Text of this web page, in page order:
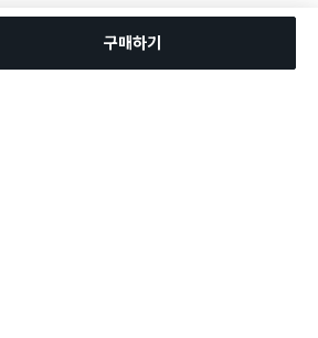
구매하기